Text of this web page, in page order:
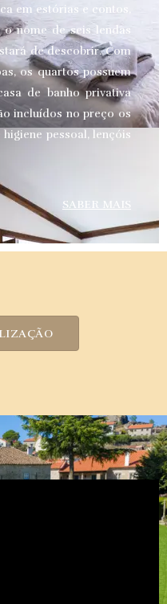
em estórias e contos,
nome de seis lendas
de descobrir. Com
os quartos possuem
de banho privativa
incluídos no preço os
pessoal, lençóis
SABER MAIS